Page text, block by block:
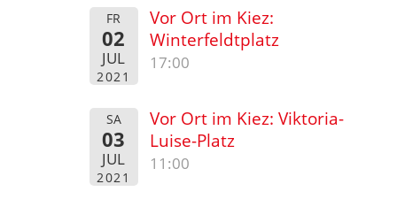
FR
02
JUL
2021
Vor Ort im Kiez:
Winterfeldtplatz
17:00
SA
03
JUL
2021
Vor Ort im Kiez: Viktoria-
Luise-Platz
11:00